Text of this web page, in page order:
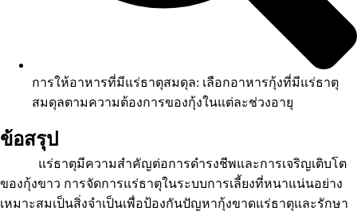
การให้อาหารที่มีแร่ธาตุสมดุล: เลือกอาหารกุ้งที่มีแร่ธาตุ
สมดุลตามความต้องการของกุ้งในแต่ละช่วงอายุ
ข้อสรุป
แร่ธาตุมีความสำคัญต่อการดำรงชีพและการเจริญเติบโต
ของกุ้งขาว การจัดการแร่ธาตุในระบบการเลี้ยงที่หนาแน่นอย่าง
เหมาะสมเป็นสิ่งจำเป็นเพื่อป้องกันปัญหากุ้งขาดแร่ธาตุและรักษา